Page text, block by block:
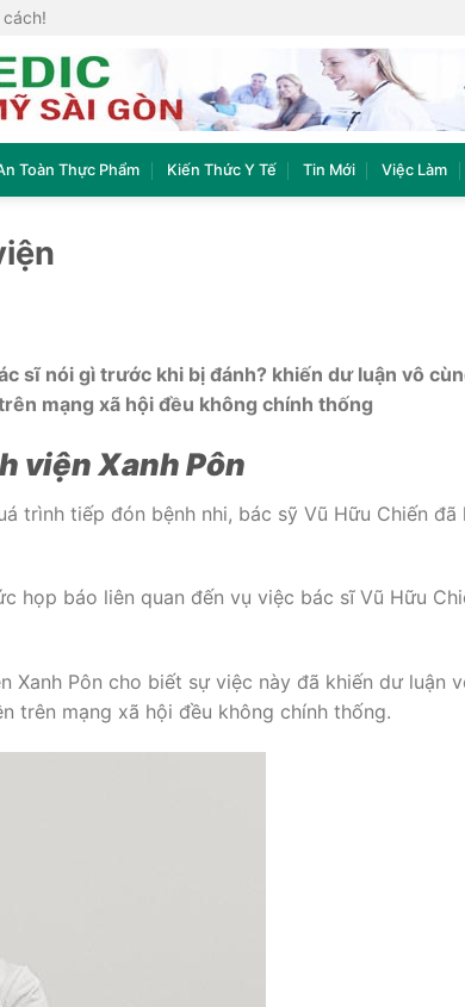
Toàn Thực Phẩm Kiến Thức Y Tế Tin Mới Việc Làm
sĩ nói gì trước khi bị đánh? khiến dư luận vô
mạng xã hội đều không chính thống
viện Xanh Pôn
trình tiếp đón bệnh nhi, bác sỹ Vũ Hữu Chiến đã
họp báo liên quan đến vụ việc bác sĩ Vũ Hữu
Xanh Pôn cho biết sự việc này đã khiến dư luận
trên mạng xã hội đều không chính thống.